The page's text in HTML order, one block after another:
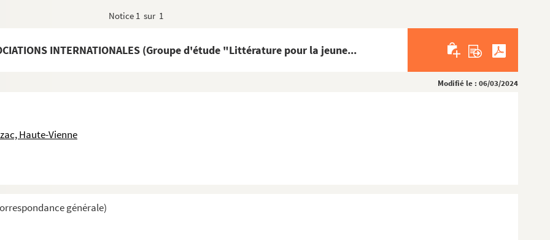
Notice 1 sur 1
INTERNATIONALES (Groupe d'étude "Littérature pour la jeune...
Modifié le : 06/03/2024
Haute-Vienne
générale)
Jean Jaurès à Levallois-Perret)